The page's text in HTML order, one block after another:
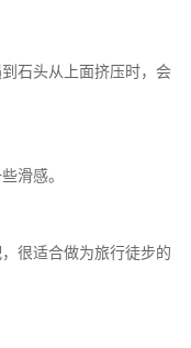
石头从上面挤压时，会
滑感。
很适合做为旅行徒步的